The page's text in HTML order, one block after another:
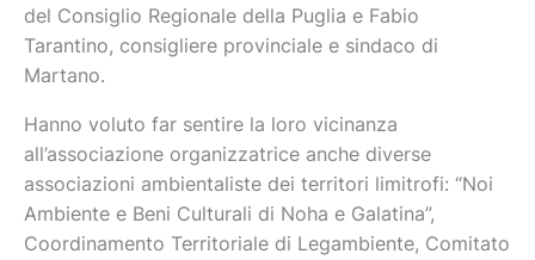
del Consiglio Regionale della Puglia e Fabio
Tarantino, consigliere provinciale e sindaco di
Martano.
Hanno voluto far sentire la loro vicinanza
all’associazione organizzatrice anche diverse
associazioni ambientaliste dei territori limitrofi: “Noi
Ambiente e Beni Culturali di Noha e Galatina”,
Coordinamento Territoriale di Legambiente, Comitato